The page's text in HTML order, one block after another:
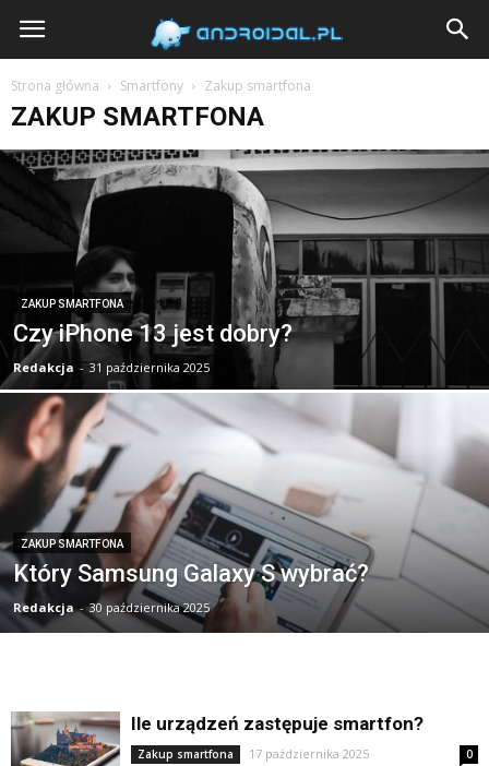
Androidal
Strona główna Smartfony Zakup smartfona
ZAKUP SMARTFONA
ZAKUP SMARTFONA
Czy iPhone 13 jest dobry?
Redakcja - 31 października 2025
ZAKUP SMARTFONA
Który Samsung Galaxy S wybrać?
Redakcja - 30 października 2025
Ile urządzeń zastępuje smartfon?
Zakup smartfona 17 października 2025 0